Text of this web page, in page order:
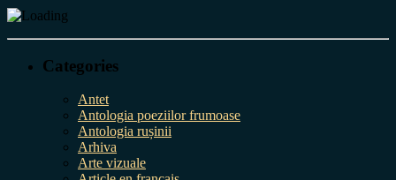
Categories
Antet
Antologia poeziilor frumoase
Antologia rușinii
Arhiva
Arte vizuale